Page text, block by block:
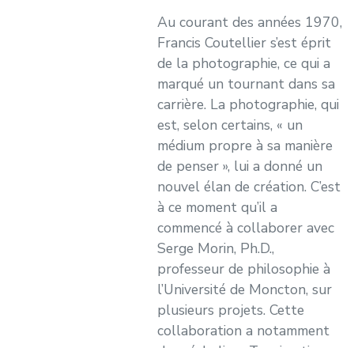
Au courant des années 1970,
Francis Coutellier s’est éprit
de la photographie, ce qui a
marqué un tournant dans sa
carrière. La photographie, qui
est, selon certains, « un
médium propre à sa manière
de penser », lui a donné un
nouvel élan de création. C’est
à ce moment qu’il a
commencé à collaborer avec
Serge Morin, Ph.D.,
professeur de philosophie à
l’Université de Moncton, sur
plusieurs projets. Cette
collaboration a notamment